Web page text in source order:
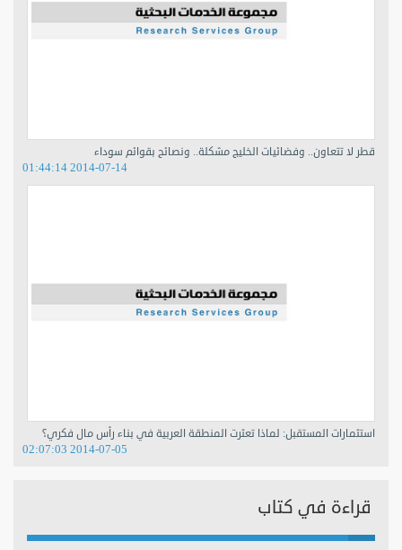
قطر لا تتعاون.. وفضائيات الخليج مشكلة.. ونصائح بقوائم سوداء
2014-07-14 01:44:14
استثمارات المستقبل: لماذا تعثرت المنطقة العربية في بناء رأس مال فكري؟
2014-07-05 02:07:03
قراءة في كتاب